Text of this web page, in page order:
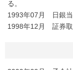
る。
1993年07月 日銀当
1998年12月 証券取